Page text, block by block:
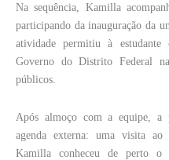
Na sequência, Kamilla
participando da inauguração da
atividade permitiu à
Governo do Distrito Federal
públicos.
Após almoço com a equipe, a
agenda externa: uma visita
Kamilla conheceu de perto o